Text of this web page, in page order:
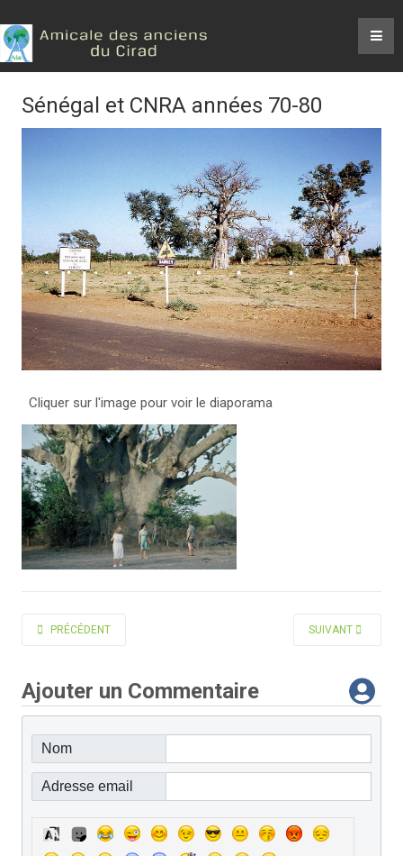
Sénégal et CNRA années 70-80
Cliquer sur l'image pour voir le diaporama
ARTICLE PRÉCÉDENT : UN VILLAGE SE PREND EN MAIN
PRÉCÉDENT ARTICLE SUIVANT
SUIVANT
Ajouter un Commentaire
Nom
Adresse email